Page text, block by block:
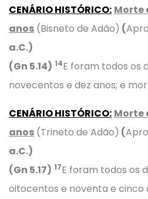
CENÁRIO HISTÓRICO: Morte
anos (Bisneto de Adão) (
a.C.)
(Gn 5.14) 14E foram todos os
novecentos e dez anos; e
CENÁRIO HISTÓRICO: Morte
anos (Trineto de Adão) (
a.C.)
(Gn 5.17) 17E foram todos os
oitocentos e noventa e cinco